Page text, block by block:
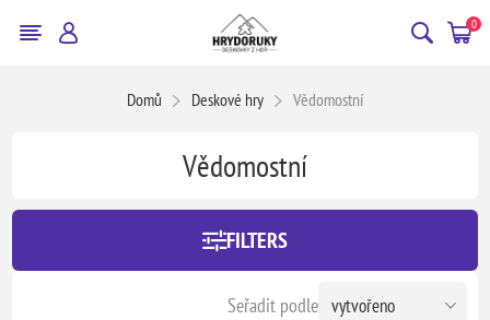
0
Domů Deskové hry Vědomostní
Vědomostní
FILTERS
Seřadit podle